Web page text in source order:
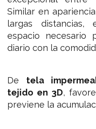
Similar en
largas distancias,
espacio necesario
diario con la
De tela
tejido en 3D,
previene la